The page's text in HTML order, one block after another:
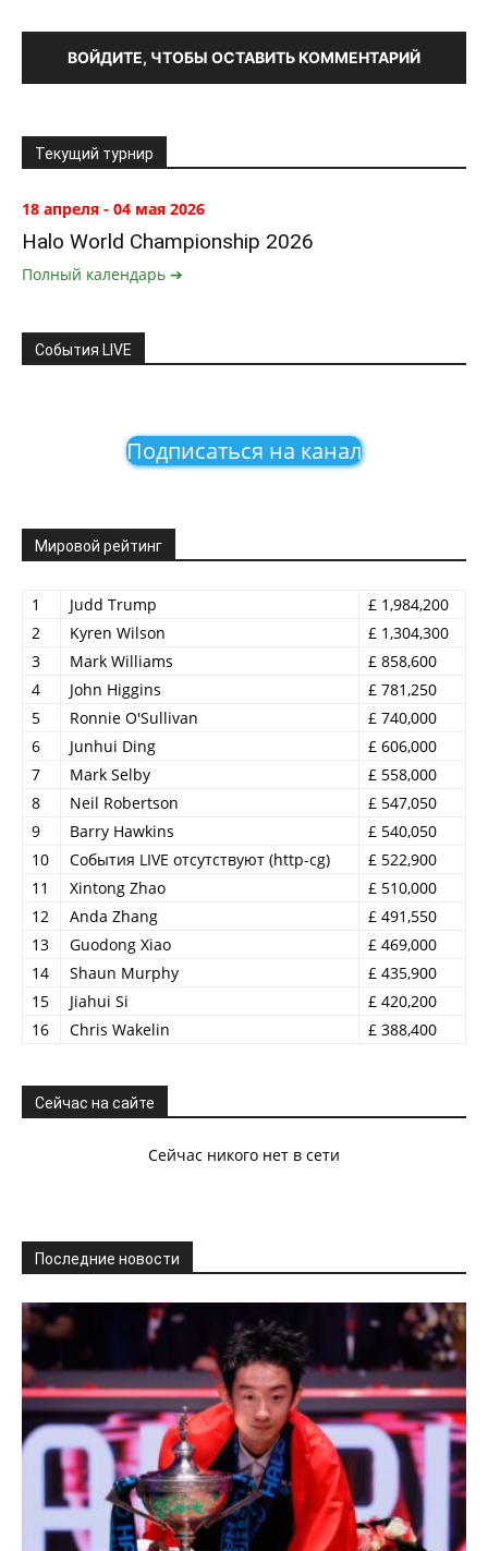
ВОЙДИТЕ, ЧТОБЫ ОСТАВИТЬ КОММЕНТАРИЙ
Текущий турнир
18 апреля - 04 мая 2026
Halo World Championship 2026
Полный календарь ➔
События LIVE
Подписаться на канал
Мировой рейтинг
1 Judd Trump
£ 1,984,200
2
Kyren Wilson
£ 1,304,300
3
Mark Williams
£ 858,600
4
John Higgins
£ 781,250
5
Ronnie O'Sullivan
£ 740,000
6
Junhui Ding
£ 606,000
7
Mark Selby
£ 558,000
8
Neil Robertson
£ 547,050
9
Barry Hawkins
£ 540,050
10
События LIVE отсутствуют (http-cg)
£ 522,900
11
Xintong Zhao
£ 510,000
12
Anda Zhang
£ 491,550
13
Guodong Xiao
£ 469,000
14
Shaun Murphy
£ 435,900
15
Jiahui Si
£ 420,200
16
Chris Wakelin £ 388,400
Сейчас на сайте
Сейчас никого нет в сети
Последние новости